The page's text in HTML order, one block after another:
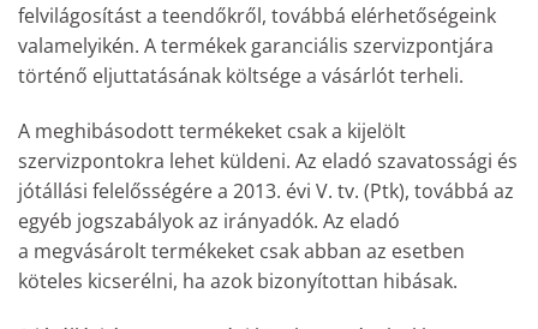
felvilágosítást a teendőkről, továbbá elérhetőségeink
valamelyikén. A termékek garanciális szervizpontjára
történő eljuttatásának költsége a vásárlót terheli.
A meghibásodott termékeket csak a kijelölt
szervizpontokra lehet küldeni. Az eladó szavatossági és
jótállási felelősségére a 2013. évi V. tv. (Ptk), továbbá az
egyéb jogszabályok az irányadók. Az eladó
a megvásárolt termékeket csak abban az esetben
köteles kicserélni, ha azok bizonyítottan hibásak.